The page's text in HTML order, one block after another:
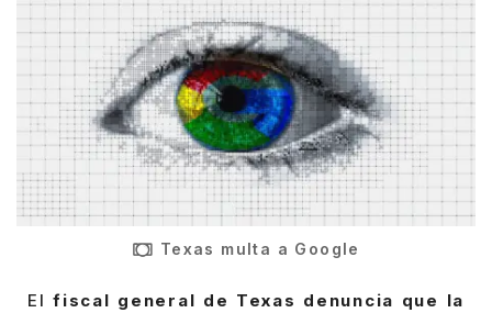
Texas multa a Google
Elfiscal general de Texas denuncia que la